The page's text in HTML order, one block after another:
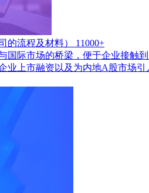
的流程及材料）
11000+
国际市场的桥梁，便于企业接触
业上市融资以及为内地A股市场